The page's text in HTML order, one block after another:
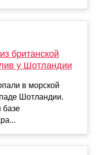
британской
у Шотландии
в морской
Шотландии.
базе